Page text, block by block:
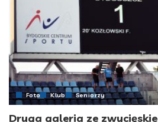
Foto Klub Seniorzy
Druga galeria ze